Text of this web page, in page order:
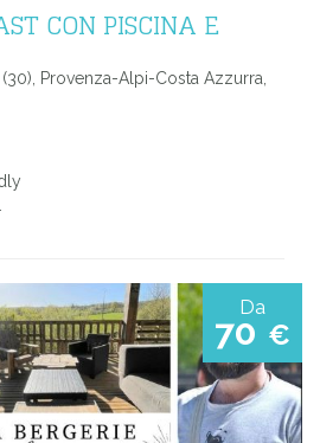
CON PISCINA E
Provenza-Alpi-Costa Azzurra,
Da
70 €